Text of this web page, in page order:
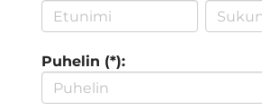
Puhelin (*):